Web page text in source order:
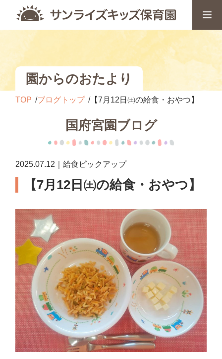
園からのおたより
TOP ブログトップ 【7月12日㈯の給食・おやつ】
国府宮園ブログ
2025.07.12｜給食ピックアップ
【7月12日㈯の給食・おやつ】